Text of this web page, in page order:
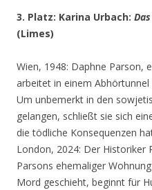
3. Platz: Karina Urbach:
(Limes)
Wien, 1948: Daphne Parson,
arbeitet in einem
Um unbemerkt in den
gelangen, schließt sie sich
die tödliche Konsequenzen
London, 2024: Der Historiker
Parsons ehemaliger
Mord geschieht, beginnt für